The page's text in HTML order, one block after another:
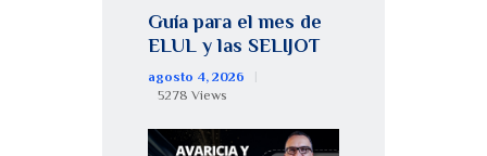
Guía para el mes de
ELUL y las SELIJOT
agosto 4, 2026
5278 Views